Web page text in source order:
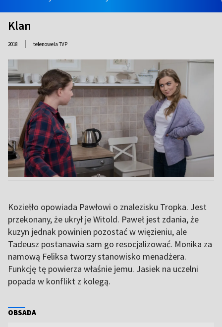
Klan
2018 | telenowela TVP
Koziełło opowiada Pawłowi o znalezisku Tropka. Jest
przekonany, że ukrył je Witold. Paweł jest zdania, że
kuzyn jednak powinien pozostać w więzieniu, ale
Tadeusz postanawia sam go resocjalizować. Monika za
namową Feliksa tworzy stanowisko menadżera.
Funkcję tę powierza właśnie jemu. Jasiek na uczelni
popada w konflikt z kolegą.
OBSADA